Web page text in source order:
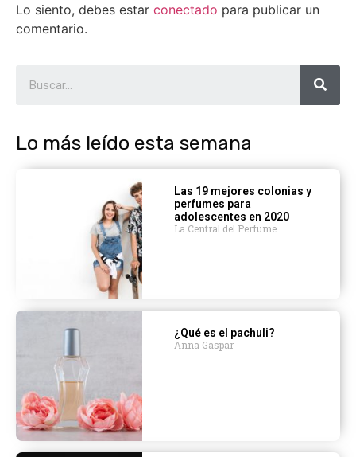
Lo siento, debes estar conectado para publicar un
comentario.
Lo más leído esta semana
Las 19 mejores colonias y
perfumes para
adolescentes en 2020
La Central del Perfume
¿Qué es el pachuli?
Anna Gaspar